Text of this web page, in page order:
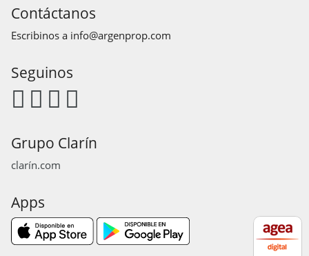
Contáctanos
Escribinos a info@argenprop.com
Seguinos
Grupo Clarín
clarín.com
Apps